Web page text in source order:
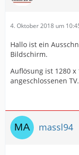
4. Oktober 2018 um
Hallo ist ein
Bildschirm.
Auflösung ist 1280
angeschlossenen TV.
massl94